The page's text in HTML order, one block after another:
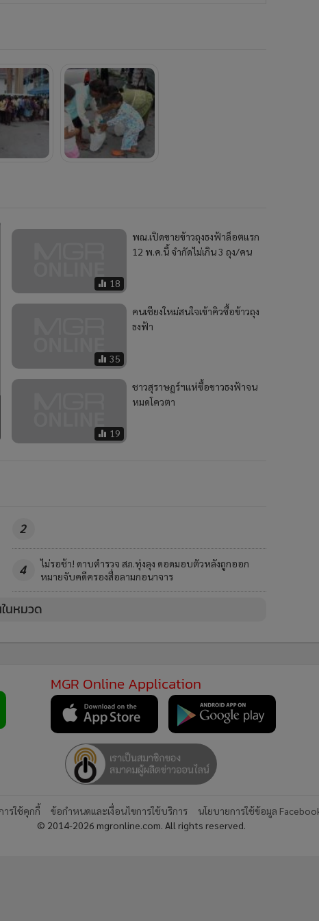
18
พณ.เปิดขายข้าวถุงธงฟ้าล็อตแรก
12 พ.ค.นี้ จำกัดไม่เกิน 3 ถุง/คน
35
คนเชียงใหม่สนใจเข้าคิวซื้อข้าวถุง
ธงฟ้า
19
ชาวสุราษฎร์ฯแห่ซื้อขาวธงฟ้าจน
หมดโควตา
2
4
ไม่รอช้า! ดาบตำรวจ สภ.ทุ่งลุง ดอดมอบตัวหลังถูกออก
หมายจับคดีครองสื่อลามกอนาจาร
นหมวด
MGR Online Application
ารใช้คุกกี้ ข้อกำหนดและเงื่อนไขการใช้บริการ นโยบายการใช้ข้อมูล
© 2014-2026 mgronline.com. All rights reserved.